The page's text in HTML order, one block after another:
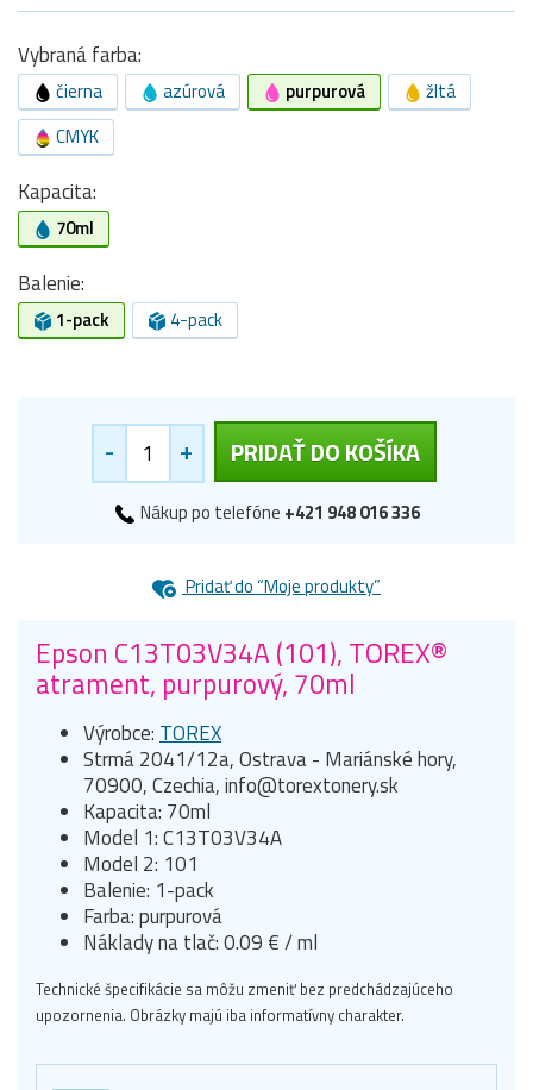
Vybraná farba:
čierna azúrová purpurová
žltá
CMYK
Kapacita:
70ml
Balenie:
1-pack 4-pack
- + PRIDAŤ DO KOŠÍKA
Nákup po telefóne +421 948 016 336
Pridať do “Moje produkty”
Epson C13T03V34A (101), TOREX®
atrament, purpurový, 70ml
Výrobce: TOREX
Strmá 2041/12a, Ostrava - Mariánské hory,
70900, Czechia, info@torextonery.sk
Kapacita: 70ml
Model 1: C13T03V34A
Model 2: 101
Balenie: 1-pack
Farba: purpurová
Náklady na tlač: 0.09 € / ml
Technické špecifikácie sa môžu zmeniť bez predchádzajúceho
upozornenia. Obrázky majú iba informatívny charakter.